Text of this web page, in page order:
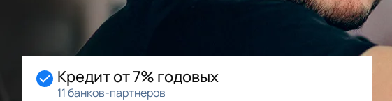
Начальный взнос 0%
Возможность рассрочки